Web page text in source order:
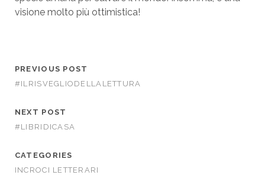
visione molto più ottimistica!
PREVIOUS POST
#ILRISVEGLIODELLALETTURA
NEXT POST
#LIBRIDICASA
CATEGORIES
INCROCI LETTERARI